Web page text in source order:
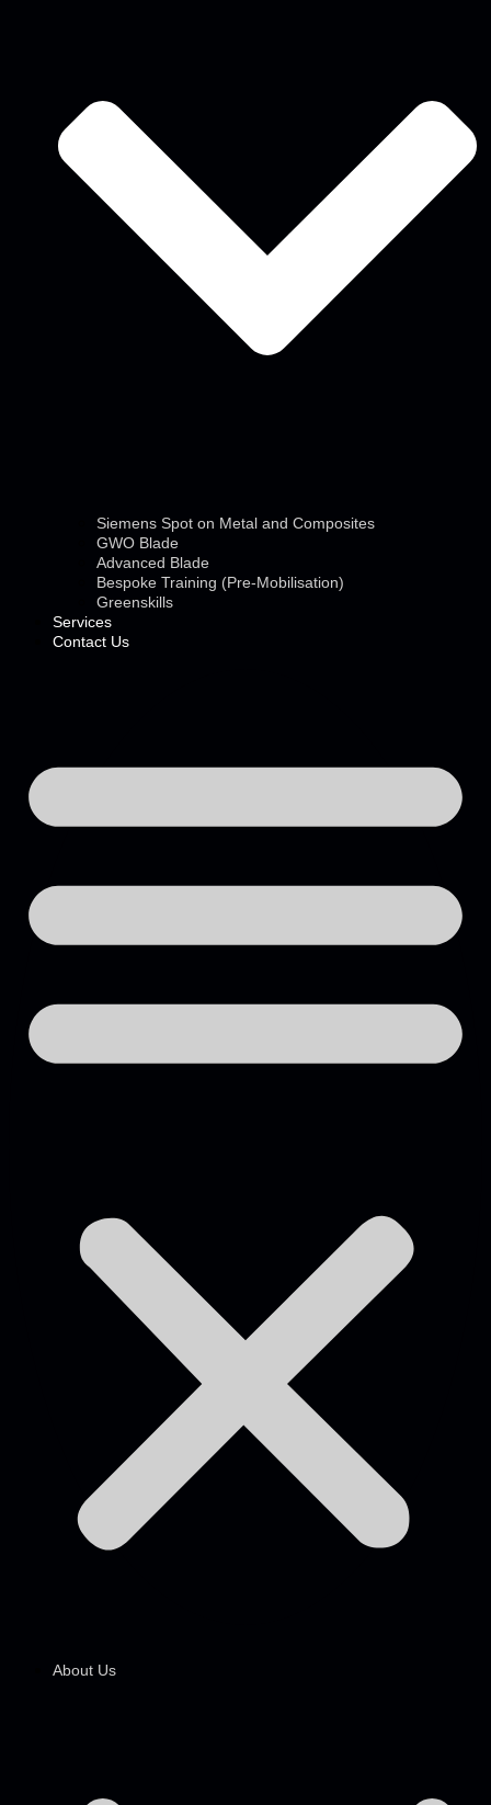
Siemens Spot on Metal and Composites
GWO Blade
Advanced Blade
Bespoke Training (Pre-Mobilisation)
Greenskills
Services
Contact Us
About Us